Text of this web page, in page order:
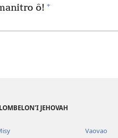
ô! +
JEHOVAH
Vaovao